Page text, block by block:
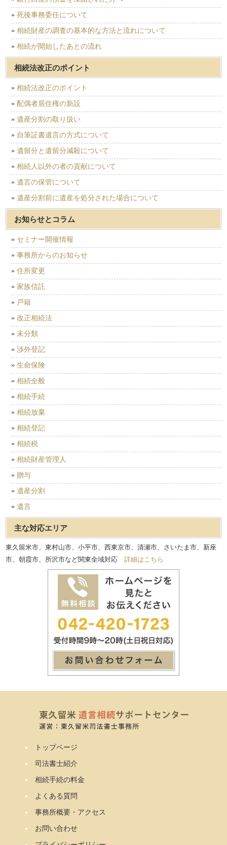
死後事務委任について
相続財産の調査の基本的な方法と流れについて
相続が開始したあとの流れ
相続法改正のポイント
相続法改正のポイント
配偶者居住権の新設
遺産分割の取り扱い
自筆証書遺言の方式について
遺留分と遺留分減殺について
相続人以外の者の貢献について
遺言の保管について
遺産分割前に遺産を処分された場合について
お知らせとコラム
セミナー開催情報
事務所からのお知らせ
住所変更
家族信託
戸籍
改正相続法
未分類
渉外登記
生命保険
相続全般
相続手続
相続放棄
相続登記
相続税
相続財産管理人
贈与
遺産分割
遺言
主な対応エリア
東久留米市、東村山市、小平市、西東京市、清瀬市、さいたま市、新座
市、朝霞市、所沢市など関東全域対応詳細はこちら
トップページ
司法書士紹介
相続手続の料金
よくある質問
事務所概要・アクセス
お問い合わせ